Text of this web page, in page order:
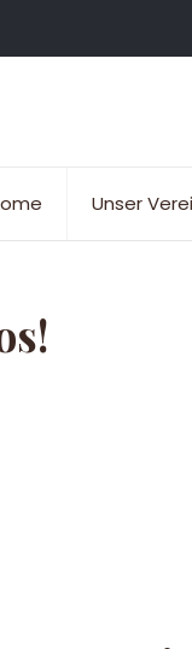
Unser